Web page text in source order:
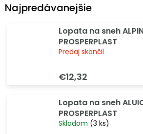
Najpredávanejšie
Lopata na sneh
PROSPERPLAST
Predaj skončil
€12,32
Lopata na sneh
PROSPERPLAST
Skladom (3 ks)